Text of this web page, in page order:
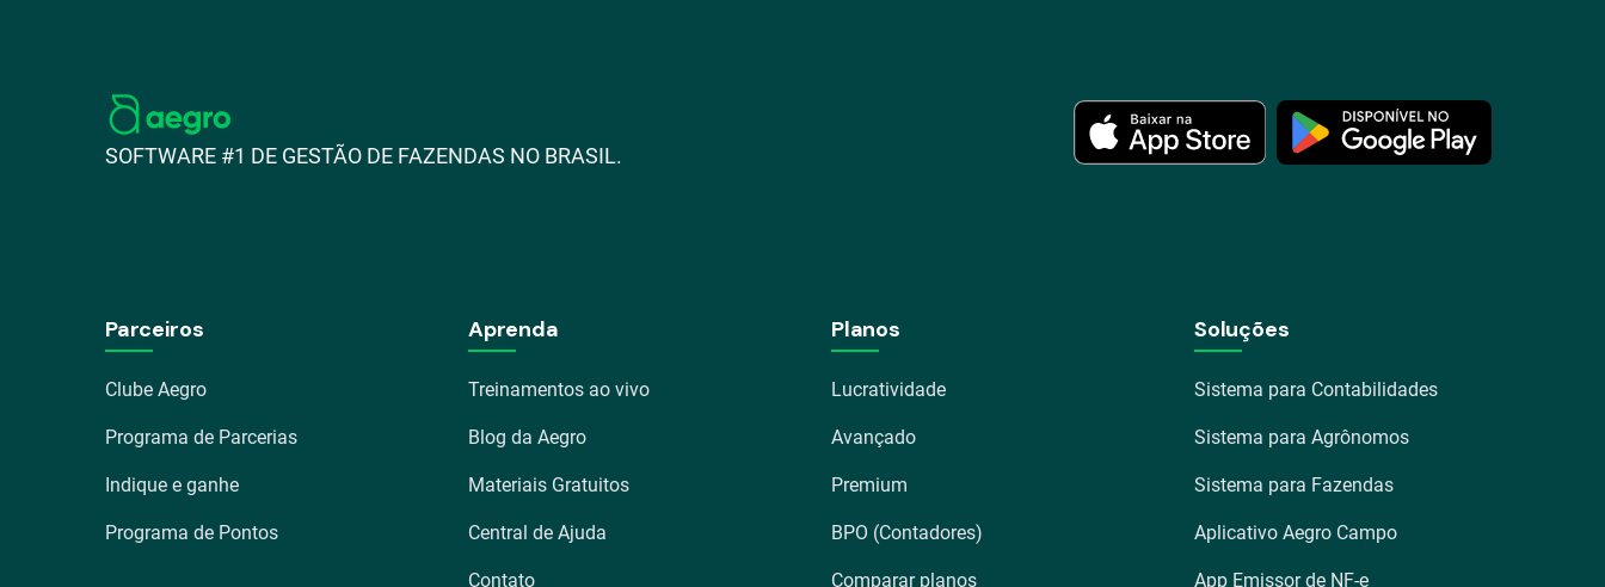
SOFTWARE #1 DE GESTÃO DE FAZENDAS NO BRASIL.
Parceiros
Clube Aegro
Programa de Parcerias
Indique e ganhe
Programa de Pontos
Aprenda
Treinamentos ao vivo
Blog da Aegro
Materiais Gratuitos
Central de Ajuda
Contato
Planos
Lucratividade
Avançado
Premium
BPO (Contadores)
Comparar planos
Soluções
Sistema para Contabilidades
Sistema para Agrônomos
Sistema para Fazendas
Aplicativo Aegro Campo
App Emissor de NF-e